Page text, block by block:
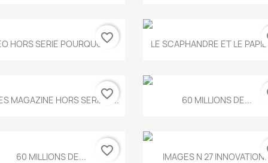
Aperçu rapide
HORS SERIE POURQUOI...
favorite_border Aperçu rapide
LE SCAPHANDRE ET LE
Aperçu rapide
MAGAZINE HORS SERIE N...
favorite_border Aperçu rapide
60 MILLIONS DE...
Aperçu rapide
60 MILLIONS DE... favorite_border Aperçu rapide
IMAGES N 27